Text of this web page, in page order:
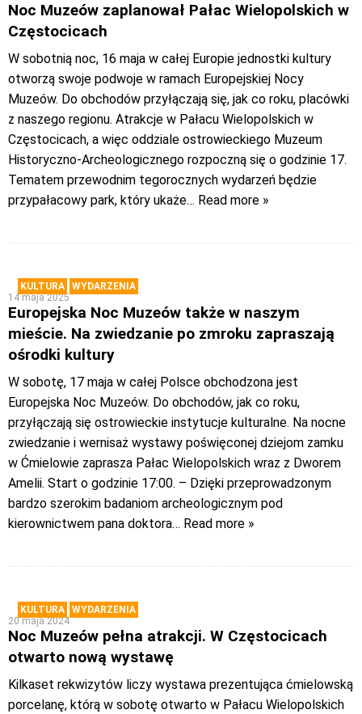
Noc Muzeów zaplanował Pałac Wielopolskich w
Częstocicach
W sobotnią noc, 16 maja w całej Europie jednostki kultury
otworzą swoje podwoje w ramach Europejskiej Nocy
Muzeów. Do obchodów przyłączają się, jak co roku, placówki
z naszego regionu. Atrakcje w Pałacu Wielopolskich w
Częstocicach, a więc oddziale ostrowieckiego Muzeum
Historyczno-Archeologicznego rozpoczną się o godzinie 17.
Tematem przewodnim tegorocznych wydarzeń będzie
przypałacowy park, który ukaże… Read more »
KULTURA
WYDARZENIA
14 maja 2025
Europejska Noc Muzeów także w naszym
mieście. Na zwiedzanie po zmroku zapraszają
ośrodki kultury
W sobotę, 17 maja w całej Polsce obchodzona jest
Europejska Noc Muzeów. Do obchodów, jak co roku,
przyłączają się ostrowieckie instytucje kulturalne. Na nocne
zwiedzanie i wernisaż wystawy poświęconej dziejom zamku
w Ćmielowie zaprasza Pałac Wielopolskich wraz z Dworem
Amelii. Start o godzinie 17:00. – Dzięki przeprowadzonym
bardzo szerokim badaniom archeologicznym pod
kierownictwem pana doktora… Read more »
KULTURA
WYDARZENIA
20 maja 2024
Noc Muzeów pełna atrakcji. W Częstocicach
otwarto nową wystawę
Kilkaset rekwizytów liczy wystawa prezentująca ćmielowską
porcelanę, którą w sobotę otwarto w Pałacu Wielopolskich